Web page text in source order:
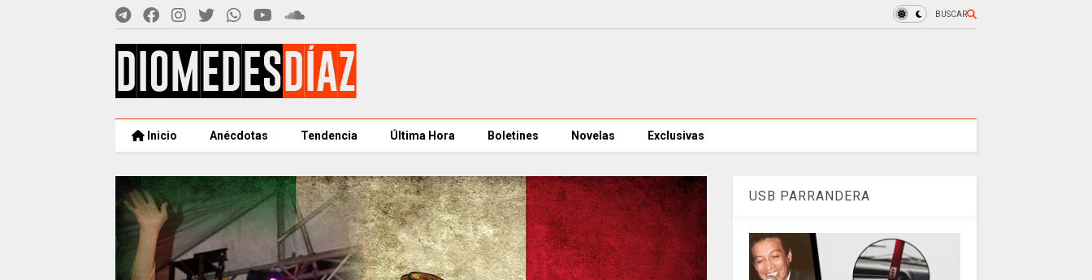
BUSCAR
Inicio Anécdotas Tendencia Última Hora Boletines Novelas Exclusivas
USB PARRANDERA